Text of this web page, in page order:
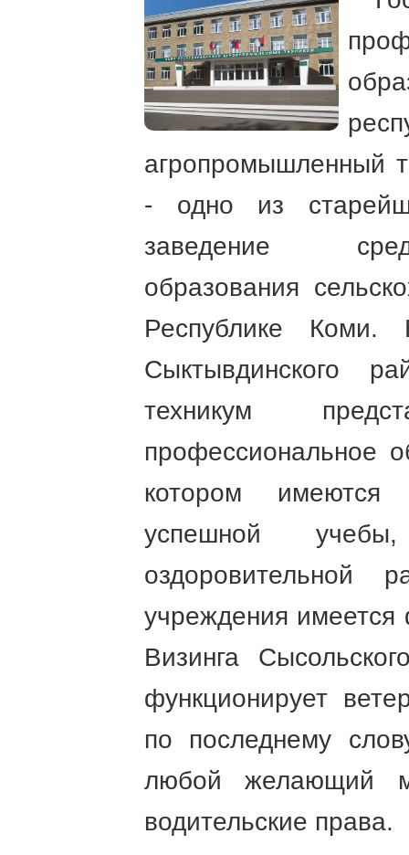
агропромышленный
- одно из
заведение
образования
Республике Коми.
Сыктывдинского
техникум
профессиональное
котором
успешной
оздоровительной
учреждения
Визинга
функционирует
по последнему
любой желающий
водительские права.